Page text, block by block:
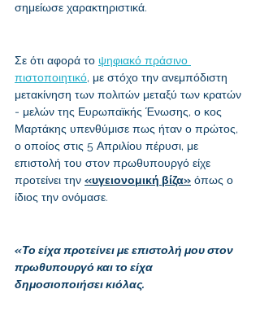
σημείωσε χαρακτηριστικά.
Σε ότι αφορά το ψηφιακό πράσινο
πιστοποιητικό, με στόχο την ανεμπόδιστη
μετακίνηση των πολιτών μεταξύ των κρατών
- μελών της Ευρωπαϊκής Ένωσης, ο κος
Μαρτάκης υπενθύμισε πως ήταν ο πρώτος,
ο οποίος στις 5 Απριλίου πέρυσι, με
επιστολή του στον πρωθυπουργό είχε
προτείνει την «υγειονομική βίζα» όπως ο
ίδιος την ονόμασε.
«Το είχα προτείνει με επιστολή μου στον
πρωθυπουργό και το είχα
δημοσιοποιήσει κιόλας.